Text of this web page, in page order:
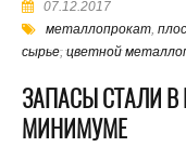
07.12.2017
металлопрокат,
сырье,цветной
ЗАПАСЫ СТАЛИ
МИНИМУМЕ